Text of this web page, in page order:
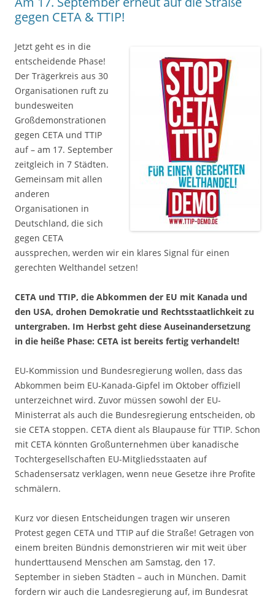
gegen CETA & TTIP!
Jetzt geht es in die
entscheidende Phase!
Der Trägerkreis aus 30
Organisationen ruft zu
bundesweiten
Großdemonstrationen
gegen CETA und TTIP
auf – am 17. September
zeitgleich in 7 Städten.
Gemeinsam mit allen
anderen
Organisationen in
Deutschland, die sich
gegen CETA
aussprechen, werden wir ein klares Signal für einen
gerechten Welthandel setzen!
CETA und TTIP, die Abkommen der EU mit Kanada und
den USA, drohen Demokratie und Rechtsstaatlichkeit zu
untergraben. Im Herbst geht diese Auseinandersetzung
in die heiße Phase: CETA ist bereits fertig verhandelt!
EU-Kommission und Bundesregierung wollen, dass das
Abkommen beim EU-Kanada-Gipfel im Oktober offiziell
unterzeichnet wird. Zuvor müssen sowohl der EU-
Ministerrat als auch die Bundesregierung entscheiden, ob
sie CETA stoppen. CETA dient als Blaupause für TTIP. Schon
mit CETA könnten Großunternehmen über kanadische
Tochtergesellschaften EU-Mitgliedsstaaten auf
Schadensersatz verklagen, wenn neue Gesetze ihre Profite
schmälern.
Kurz vor diesen Entscheidungen tragen wir unseren
Protest gegen CETA und TTIP auf die Straße! Getragen von
einem breiten Bündnis demonstrieren wir mit weit über
hunderttausend Menschen am Samstag, den 17.
September in sieben Städten – auch in München. Damit
fordern wir auch die Landesregierung auf, im Bundesrat